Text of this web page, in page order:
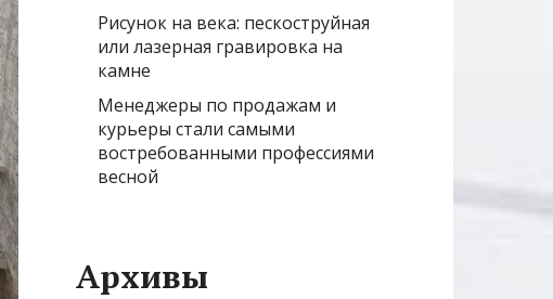
Рисунок на века: пескоструйная
или лазерная гравировка на
камне
Менеджеры по продажам и
курьеры стали самыми
востребованными профессиями
весной
Архивы